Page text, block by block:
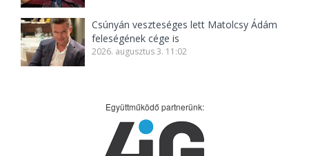
Csúnyán veszteséges lett Matolcsy Ádám
feleségének cége is
2026. augusztus 3. 11:02
Együttműködő partnerünk: